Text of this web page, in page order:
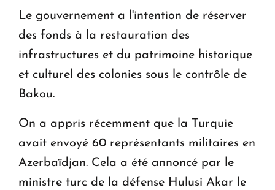
Le gouvernement a l'intention de réserver
des fonds à la restauration des
infrastructures et du patrimoine historique
et culturel des colonies sous le contrôle de
Bakou.
On a appris récemment que la Turquie
avait envoyé 60 représentants militaires en
Azerbaïdjan. Cela a été annoncé par le
ministre turc de la défense Hulusi Akar le